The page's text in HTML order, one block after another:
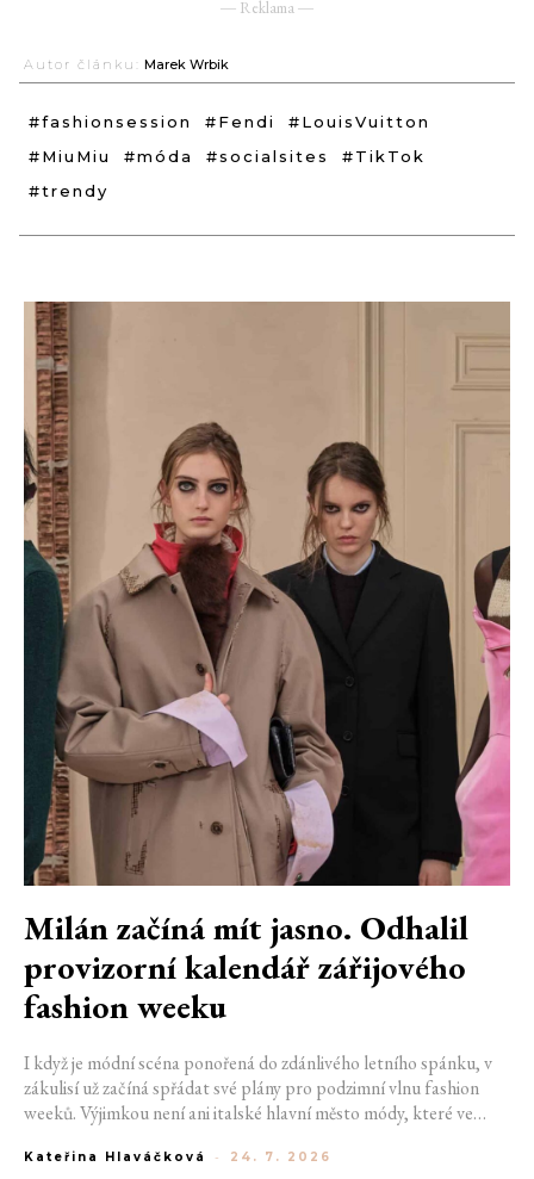
― Reklama ―
Autor článku: Marek Wrbik
#fashionsession #Fendi
#LouisVuitton
#MiuMiu
#móda #socialsites
#TikTok
#trendy
Milán začíná mít jasno. Odhalil
provizorní kalendář zářijového
fashion weeku
I když je módní scéna ponořená do zdánlivého letního spánku, v
zákulisí už začíná spřádat své plány pro podzimní vlnu fashion
weeků. Výjimkou není ani italské hlavní město módy, které ve
22. do 28. září přivítá tradiční jména, pozornost však zaměří
Kateřina Hlaváčková - 24. 7. 2026